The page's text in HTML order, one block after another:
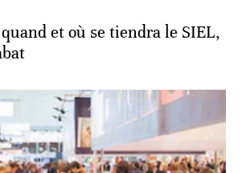
et où se tiendra le SIEL,